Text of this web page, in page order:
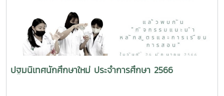
ปฐมนิเทศนักศึกษาใหม่ ประจำการศึกษา 2566